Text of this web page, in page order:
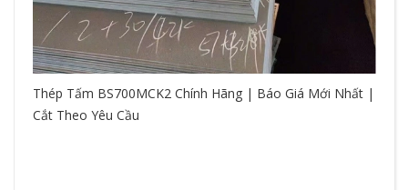
Thép Tấm BS700MCK2 Chính Hãng | Báo Giá Mới Nhất |
Cắt Theo Yêu Cầu